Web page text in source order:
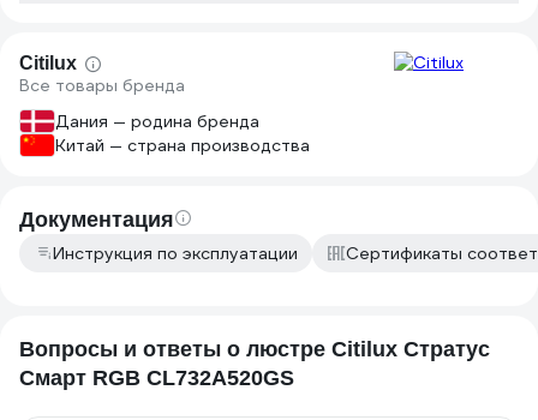
Citilux
Все товары бренда
Дания — родина бренда
Китай — страна производства
Документация
Инструкция по эксплуатации Сертификаты
Вопросы и ответы о люстре Citilux Стратус
Смарт RGB CL732A520GS